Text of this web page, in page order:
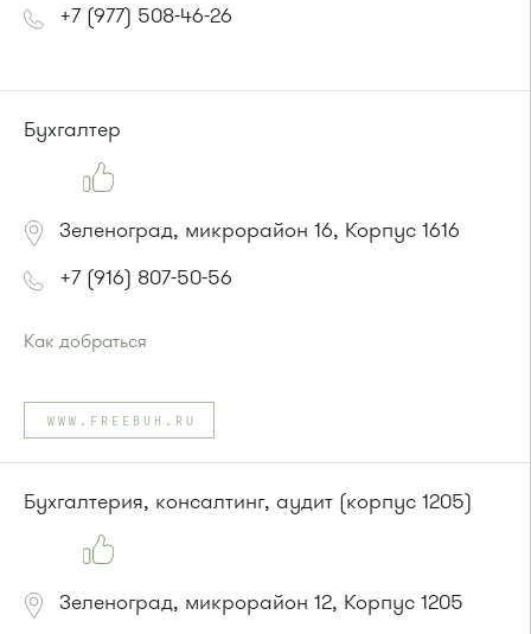
+7 (977) 508-46-26
Бухгалтер
Зеленоград, микрорайон 16, Корпус 1616
+7 (916) 807-50-56
Как добраться
Автобус № 22.
или до остановки"16-й микрорайон"
Автобусы № 5, 15, 17, 20, 22, 32.
WWW.FREEBUH.RU
Бухгалтерия, консалтинг, аудит (корпус 1205)
Зеленоград, микрорайон 12, Корпус 1205